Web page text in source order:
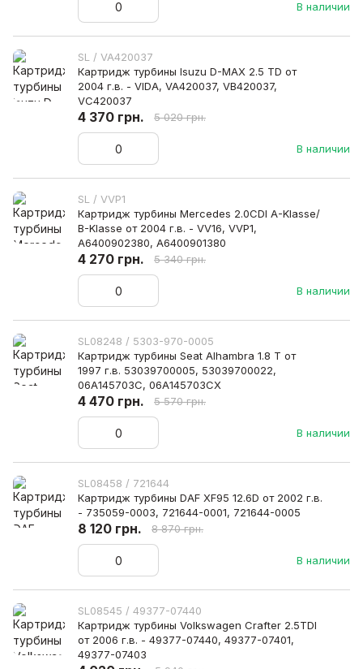
В наличии
SL / VA420037
Картридж турбины Isuzu D-MAX 2.5 TD от
2004 г.в. - VIDA, VA420037, VB420037,
VC420037
В наличии
4 370 грн. 5 020 грн.
SL / VVP1
Картридж турбины Mercedes 2.0CDI A-Klasse/
B-Klasse от 2004 г.в. - VV16, VVP1,
A6400902380, A6400901380
В наличии
4 270 грн. 5 340 грн.
SL08248 / 5303-970-0005
Картридж турбины Seat Alhambra 1.8 T от
1997 г.в. 53039700005, 53039700022,
06A145703C, 06A145703CX
В наличии
4 470 грн. 5 570 грн.
SL08458 / 721644
Картридж турбины DAF XF95 12.6D от 2002 г.в.
- 735059-0003, 721644-0001, 721644-0005
В наличии
8 120 грн. 8 870 грн.
SL08545 / 49377-07440
Картридж турбины Volkswagen Crafter 2.5TDI
от 2006 г.в. - 49377-07440, 49377-07401,
49377-07403